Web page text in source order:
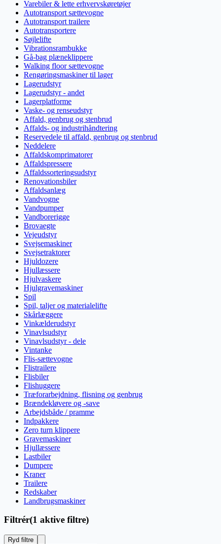
Varebiler & lette erhvervskøretøjer
Autotransport sættevogne
Autotransport trailere
Autotransportere
Søjlelifte
Vibrationsrambukke
Gå-bag plæneklippere
Walking floor sættevogne
Rengøringsmaskiner til lager
Lagerudstyr
Lagerudstyr - andet
Lagerplatforme
Vaske- og renseudstyr
Affald, genbrug og stenbrud
Affalds- og industrihåndtering
Reservedele til affald, genbrug og stenbrud
Neddelere
Affaldskomprimatorer
Affaldspressere
Affaldssorteringsudstyr
Renovationsbiler
Affaldsanlæg
Vandvogne
Vandpumper
Vandborerigge
Brovaegte
Vejeudstyr
Svejsemaskiner
Svejsetraktorer
Hjuldozere
Hjullæssere
Hjulvaskere
Hjulgravemaskiner
Spil
Spil, taljer og materialelifte
Skårlæggere
Vinkælderudstyr
Vinavlsudstyr
Vinavlsudstyr - dele
Vintanke
Flis-sættevogne
Flistrailere
Flisbiler
Flishuggere
Træforarbejdning, flisning og genbrug
Brændekløvere og -save
Arbejdsbåde / pramme
Indpakkere
Zero turn klippere
Gravemaskiner
Hjullæssere
Lastbiler
Dumpere
Kraner
Trailere
Redskaber
Landbrugsmaskiner
Filtrér(1 aktive filtre)
Ryd filtre